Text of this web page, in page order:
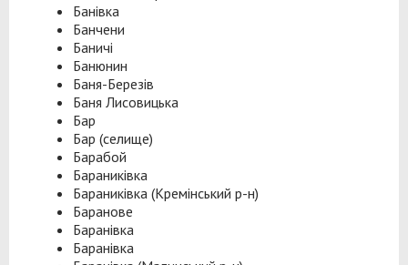
Банівка
Банчени
Баничі
Банюнин
Баня-Березів
Баня Лисовицька
Бар
Бар (селище)
Барабой
Бараниківка
Бараниківка (Кремінський р-н)
Баранове
Баранівка
Баранівка